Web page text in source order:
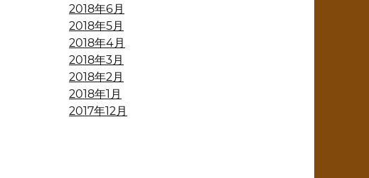
2018年6月
2018年5月
2018年4月
2018年3月
2018年2月
2018年1月
2017年12月